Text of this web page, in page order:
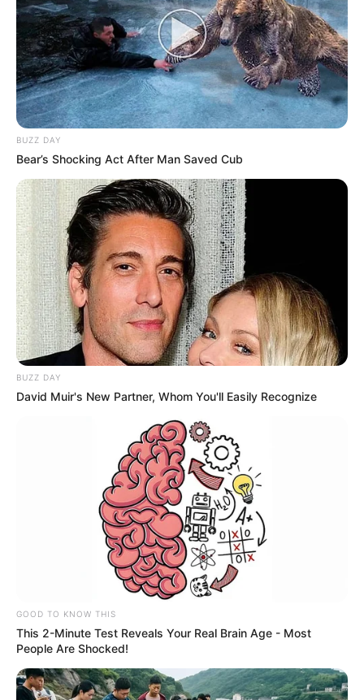
BUZZ DAY
Bear’s Shocking Act After Man Saved Cub
BUZZ DAY
David Muir's New Partner, Whom You'll Easily Recognize
GOOD TO KNOW THIS
This 2-Minute Test Reveals Your Real Brain Age - Most
People Are Shocked!